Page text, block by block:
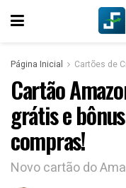
Página Inicial Cartões de
Cartão
grátis e
compras!
Novo cartão do